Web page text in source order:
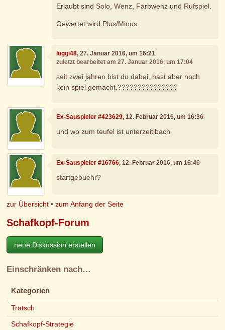
Erlaubt sind Solo, Wenz, Farbwenz und Rufspiel.
Gewertet wird Plus/Minus
luggi48, 27. Januar 2016, um 16:21
zuletzt bearbeitet am 27. Januar 2016, um 17:04
seit zwei jahren bist du dabei, hast aber noch
kein spiel gemacht.???????????????
Ex-Sauspieler #423629, 12. Februar 2016, um 16:36
und wo zum teufel ist unterzeitlbach
Ex-Sauspieler #16766, 12. Februar 2016, um 16:46
startgebuehr?
zur Übersicht •zum Anfang der Seite
Schafkopf-Forum
neue Diskussion erstellen
Einschränken nach…
Kategorien
Tratsch
Schafkopf-Strategie